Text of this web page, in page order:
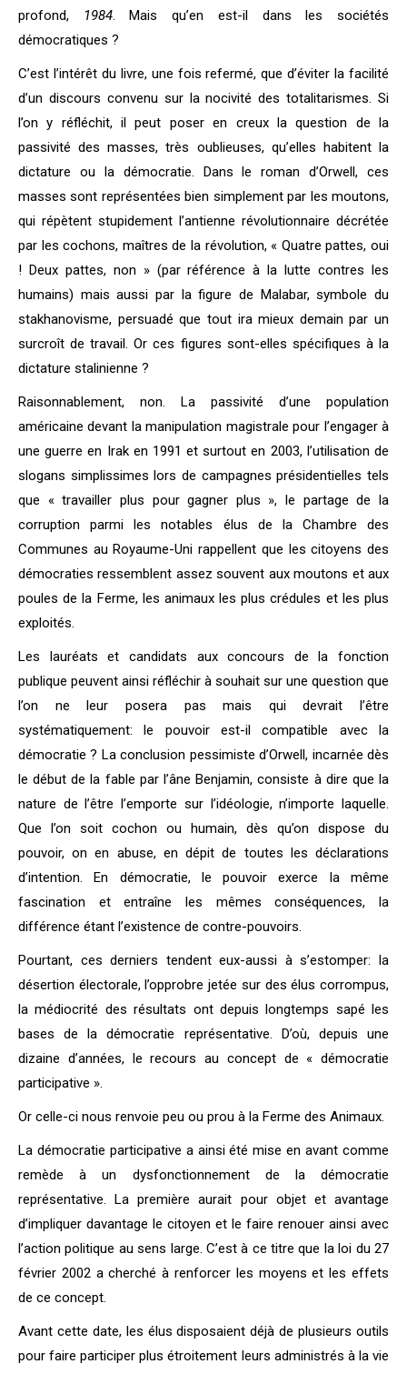
profond,
1984. Mais qu’en est-il dans les sociétés
démocratiques ?
C’est l’intérêt du livre, une fois refermé, que d’éviter la facilité
d’un discours convenu sur la nocivité des totalitarismes. Si
l’on y réfléchit, il peut poser en creux la question de la
passivité des masses, très oublieuses, qu’elles habitent la
dictature ou la démocratie. Dans le roman d’Orwell, ces
masses sont représentées bien simplement par les moutons,
qui répètent stupidement l’antienne révolutionnaire décrétée
par les cochons, maîtres de la révolution, « Quatre pattes, oui
! Deux pattes, non » (par référence à la lutte contres les
humains) mais aussi par la figure de Malabar, symbole du
stakhanovisme, persuadé que tout ira mieux demain par un
surcroît de travail. Or ces figures sont-elles spécifiques à la
dictature stalinienne ?
Raisonnablement, non. La passivité d’une population
américaine devant la manipulation magistrale pour l’engager à
une guerre en Irak en 1991 et surtout en 2003, l’utilisation de
slogans simplissimes lors de campagnes présidentielles tels
que « travailler plus pour gagner plus », le partage de la
corruption parmi les notables élus de la Chambre des
Communes au Royaume-Uni rappellent que les citoyens des
démocraties ressemblent assez souvent aux moutons et aux
poules de la Ferme, les animaux les plus crédules et les plus
exploités.
Les lauréats et candidats aux concours de la fonction
publique peuvent ainsi réfléchir à souhait sur une question que
l’on ne leur posera pas mais qui devrait l’être
systématiquement: le pouvoir est-il compatible avec la
démocratie ? La conclusion pessimiste d’Orwell, incarnée dès
le début de la fable par l’âne Benjamin, consiste à dire que la
nature de l’être l’emporte sur l’idéologie, n’importe laquelle.
Que l’on soit cochon ou humain, dès qu’on dispose du
pouvoir, on en abuse, en dépit de toutes les déclarations
d’intention. En démocratie, le pouvoir exerce la même
fascination et entraîne les mêmes conséquences, la
différence étant l’existence de contre-pouvoirs.
Pourtant, ces derniers tendent eux-aussi à s’estomper: la
désertion électorale, l’opprobre jetée sur des élus corrompus,
la médiocrité des résultats ont depuis longtemps sapé les
bases de la démocratie représentative. D’où, depuis une
dizaine d’années, le recours au concept de « démocratie
participative ».
Or celle-ci nous renvoie peu ou prou à la Ferme des Animaux.
La démocratie participative a ainsi été mise en avant comme
remède à un dysfonctionnement de la démocratie
représentative. La première aurait pour objet et avantage
d’impliquer davantage le citoyen et le faire renouer ainsi avec
l’action politique au sens large. C’est à ce titre que la loi du 27
février 2002 a cherché à renforcer les moyens et les effets
de ce concept.
Avant cette date, les élus disposaient déjà de plusieurs outils
pour faire participer plus étroitement leurs administrés à la vie